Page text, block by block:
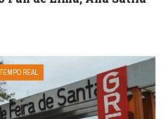
TEMPO REAL